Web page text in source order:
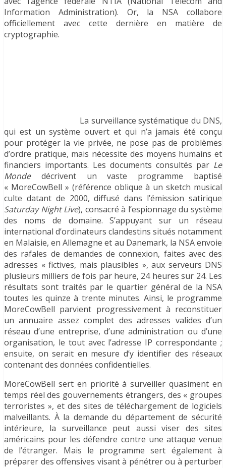
Information Administration). Or, la NSA collabore
officiellement avec cette dernière en matière de
cryptographie.
La surveillance systématique du DNS,
qui est un système ouvert et qui n’a jamais été conçu
pour protéger la vie privée, ne pose pas de problèmes
d’ordre pratique, mais nécessite des moyens humains et
financiers importants. Les documents consultés par Le
Mondedécrivent un vaste programme baptisé
« MoreCowBell » (référence oblique à un sketch musical
culte datant de 2000, diffusé dans l’émission satirique
Saturday Night Live), consacré à l’espionnage du système
des noms de domaine. S’appuyant sur un réseau
international d’ordinateurs clandestins situés notamment
en Malaisie, en Allemagne et au Danemark, la NSA envoie
des rafales de demandes de connexion, faites avec des
adresses « fictives, mais plausibles », aux serveurs DNS
plusieurs milliers de fois par heure, 24 heures sur 24. Les
résultats sont traités par le quartier général de la NSA
toutes les quinze à trente minutes. Ainsi, le programme
MoreCowBell parvient progressivement à reconstituer
un annuaire assez complet des adresses valides d’un
réseau d’une entreprise, d’une administration ou d’une
organisation, le tout avec l’adresse IP correspondante ;
ensuite, on serait en mesure d’y identifier des réseaux
contenant des données confidentielles.
MoreCowBell sert en priorité à surveiller quasiment en
temps réel des gouvernements étrangers, des « groupes
terroristes », et des sites de téléchargement de logiciels
malveillants. À la demande du département de sécurité
intérieure, la surveillance peut aussi viser des sites
américains pour les défendre contre une attaque venue
de l’étranger. Mais le programme sert également à
préparer des offensives visant à pénétrer ou à perturber